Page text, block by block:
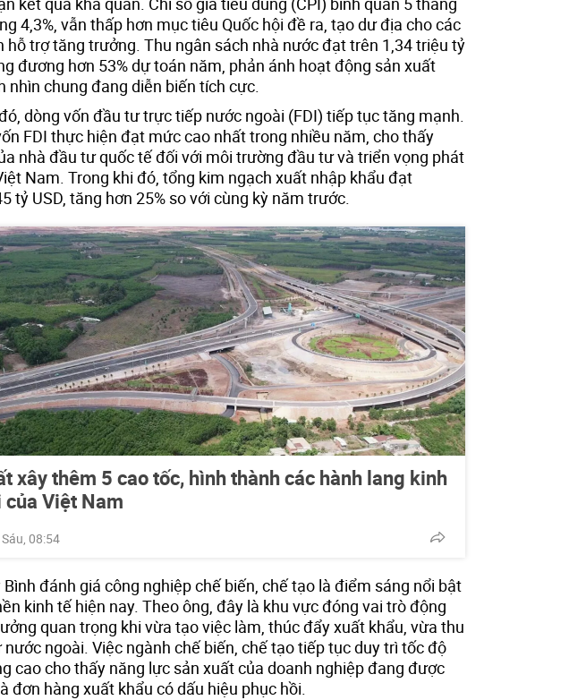
4,3%, vẫn thấp hơn mục tiêu Quốc hội đề ra, tạo dư địa cho các
hỗ trợ tăng trưởng. Thu ngân sách nhà nước đạt trên 1,34 triệu tỷ
đương hơn 53% dự toán năm, phản ánh hoạt động sản xuất
nhìn chung đang diễn biến tích cực.
dòng vốn đầu tư trực tiếp nước ngoài (FDI) tiếp tục tăng mạnh.
FDI thực hiện đạt mức cao nhất trong nhiều năm, cho thấy
nhà đầu tư quốc tế đối với môi trường đầu tư và triển vọng phát
Nam. Trong khi đó, tổng kim ngạch xuất nhập khẩu đạt
tỷ USD, tăng hơn 25% so với cùng kỳ năm trước.
xây thêm 5 cao tốc, hình thành các hành lang kinh
Việt Nam
08:54
Bình đánh giá công nghiệp chế biến, chế tạo là điểm sáng nổi bật
kinh tế hiện nay. Theo ông, đây là khu vực đóng vai trò động
quan trọng khi vừa tạo việc làm, thúc đẩy xuất khẩu, vừa thu
ngoài. Việc ngành chế biến, chế tạo tiếp tục duy trì tốc độ
cao cho thấy năng lực sản xuất của doanh nghiệp đang được
đơn hàng xuất khẩu có dấu hiệu phục hồi.